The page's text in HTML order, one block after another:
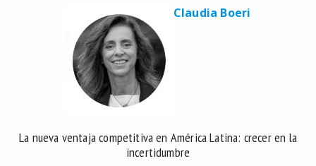
Claudia Boeri
La nueva ventaja competitiva en América Latina: crecer en la
incertidumbre